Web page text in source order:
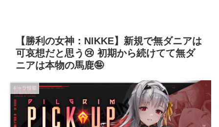
【勝利の女神：NIKKE】新規で無ダニアは
可哀想だと思う😢 初期から続けてて無ダ
ニアは本物の馬鹿🤪
キャラ性能